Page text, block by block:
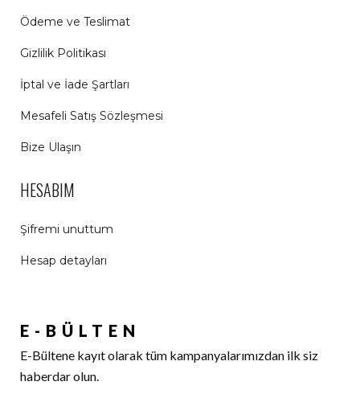
Ödeme ve Teslimat
Gizlilik Politikası
İptal ve İade Şartları
Mesafeli Satış Sözleşmesi
Bize Ulaşın
HESABIM
Şifremi unuttum
Hesap detayları
E-BÜLTEN
E-Bültene kayıt olarak tüm kampanyalarımızdan ilk siz
haberdar olun.